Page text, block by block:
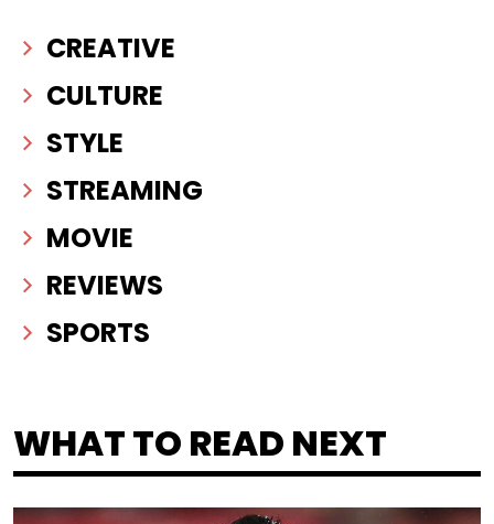
CREATIVE
CULTURE
STYLE
STREAMING
MOVIE
REVIEWS
SPORTS
WHAT TO READ NEXT